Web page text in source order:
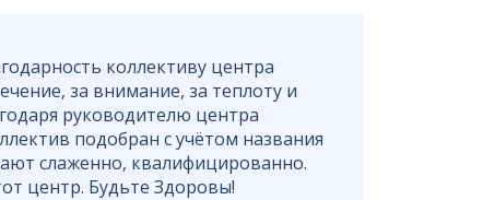
коллективу центра
за внимание, за теплоту и
руководителю центра
подобран с учётом названия
слаженно, квалифицированно.
центр. Будьте Здоровы!